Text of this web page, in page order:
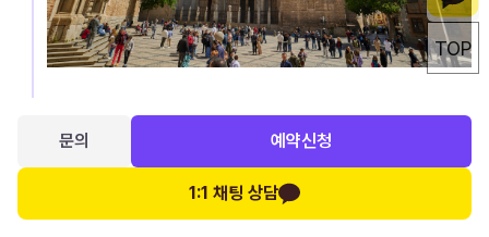
▶ 미라 도르 언덕 전망대
톨레도의 아름다운 전경을 볼 수 있는 뷰 포인트 입니다. 스페인 여행에 있
어 최고의 추억이 되실 거에요.
문의 예약신청
1:1 채팅 상담
TOP